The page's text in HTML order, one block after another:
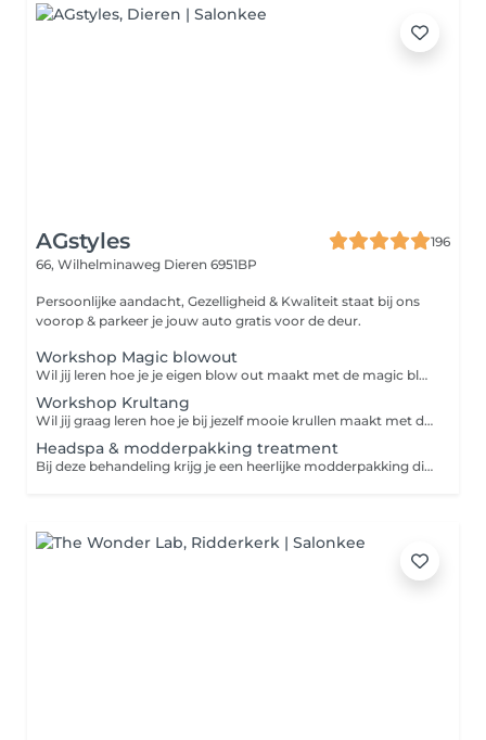
AGstyles
196
66, Wilhelminaweg Dieren 6951BP
Persoonlijke aandacht, Gezelligheid & Kwaliteit staat bij ons
voorop & parkeer je jouw auto gratis voor de deur.
Workshop Magic blowout
Wil jij leren hoe je je eigen blow out maakt met de magic blow? Boek dan deze workshop
Workshop Krultang
Wil jij graag leren hoe je bij jezelf mooie krullen maakt met de krultang? Boek dan deze workshop
Headspa & modderpakking treatment
Bij deze behandeling krijg je een heerlijke modderpakking die je hoofdhuid kalmeerd , minder snel vettig maakt of roos behandeld. Daarna kun jij heerlijk genieten van een heerlijke headspa treatment die je haar versterkt en de kwaliteit van je haar verbetert